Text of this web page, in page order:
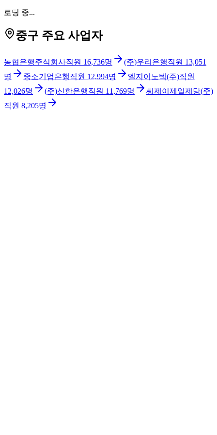
로딩 중...
중구 주요 사업자
농협은행주식회사직원 16,736명 (주)우리은행직원 13,051
명
중소기업은행직원 12,994명 엘지이노텍(주)직원
12,026명 (주)신한은행직원 11,769명
씨제이제일제당(주)
직원 8,205명